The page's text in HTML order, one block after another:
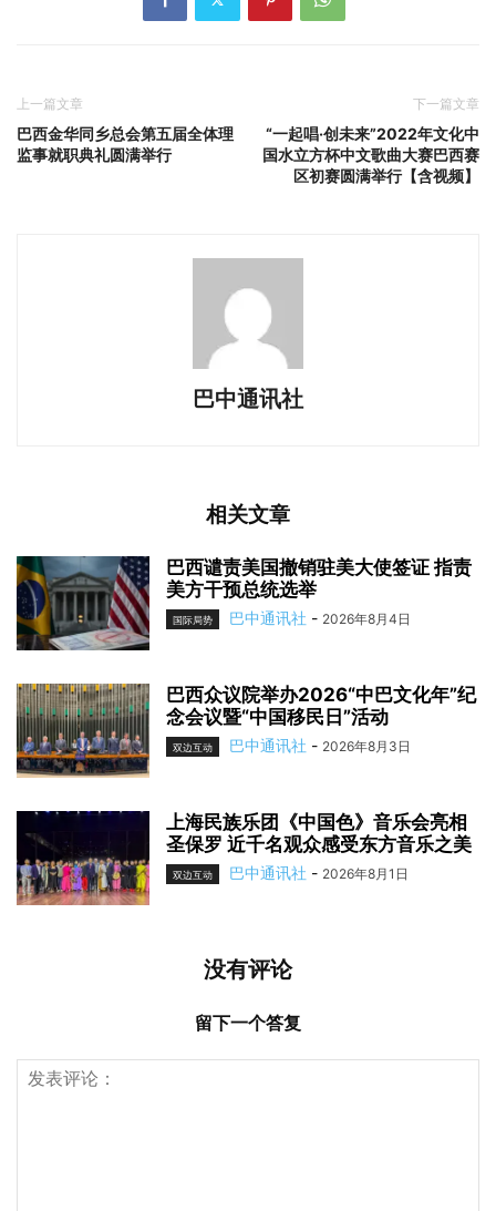
上一篇文章
巴西金华同乡总会第五届全体理
监事就职典礼圆满举行
下一篇文章
“一起唱·创未来”2022年文化中
国水立方杯中文歌曲大赛巴西赛
区初赛圆满举行【含视频】
巴中通讯社
相关文章
巴西谴责美国撤销驻美大使签证 指责
美方干预总统选举
国际局势 巴中通讯社 - 2026年8月4日
巴西众议院举办2026“中巴文化年”纪
念会议暨“中国移民日”活动
双边互动 巴中通讯社 - 2026年8月3日
上海民族乐团《中国色》音乐会亮相
圣保罗 近千名观众感受东方音乐之美
双边互动 巴中通讯社 - 2026年8月1日
没有评论
留下一个答复